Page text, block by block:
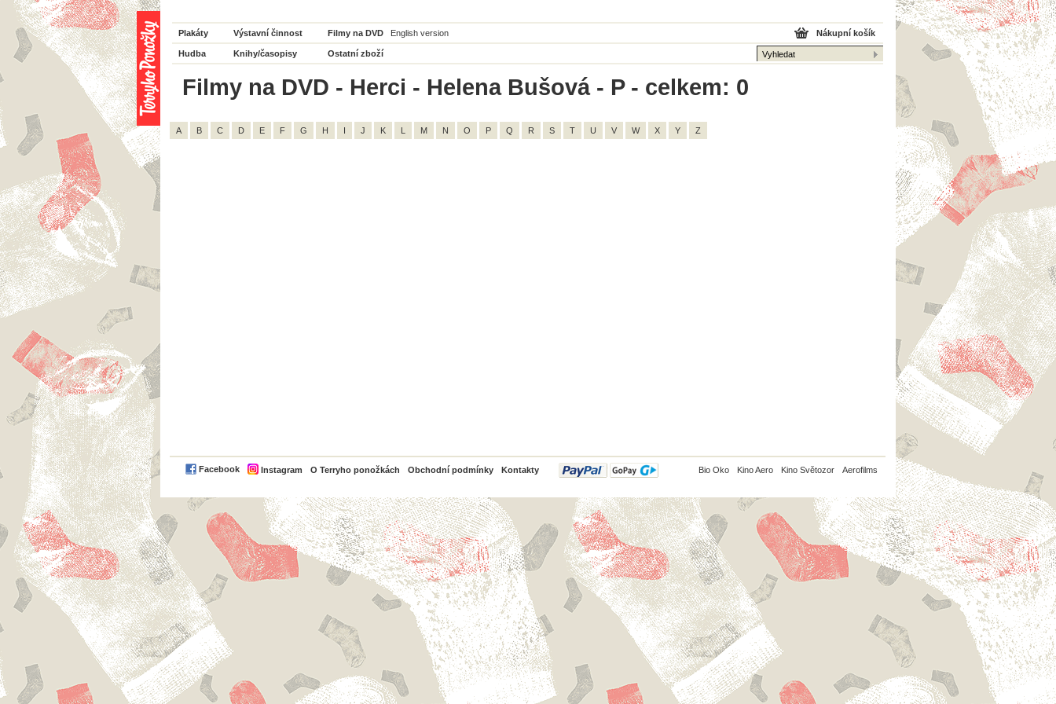
Plakáty Výstavní činnost Filmy na DVD English version
Hudba Knihy/časopisy Ostatní zboží
Nákupní košík
Filmy na DVD - Herci - Helena Bušová - P - celkem: 0
A B C D E F G H I J K L M N O P Q R S T U V W X Y Z
Facebook Instagram O Terryho ponožkách Obchodní podmínky Kontakty
PayPal Bio Oko Kino Aero Kino Světozor Aerofilms